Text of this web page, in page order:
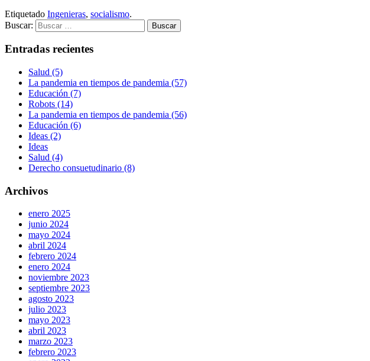
Etiquetado Ingenieras, socialismo.
Buscar:
Entradas recientes
Salud (5)
La pandemia en tiempos de pandemia (57)
Educación (7)
Robots (14)
La pandemia en tiempos de pandemia (56)
Educación (6)
Ideas (2)
Ideas
Salud (4)
Derecho consuetudinario (8)
Archivos
enero 2025
junio 2024
mayo 2024
abril 2024
febrero 2024
enero 2024
noviembre 2023
septiembre 2023
agosto 2023
julio 2023
mayo 2023
abril 2023
marzo 2023
febrero 2023